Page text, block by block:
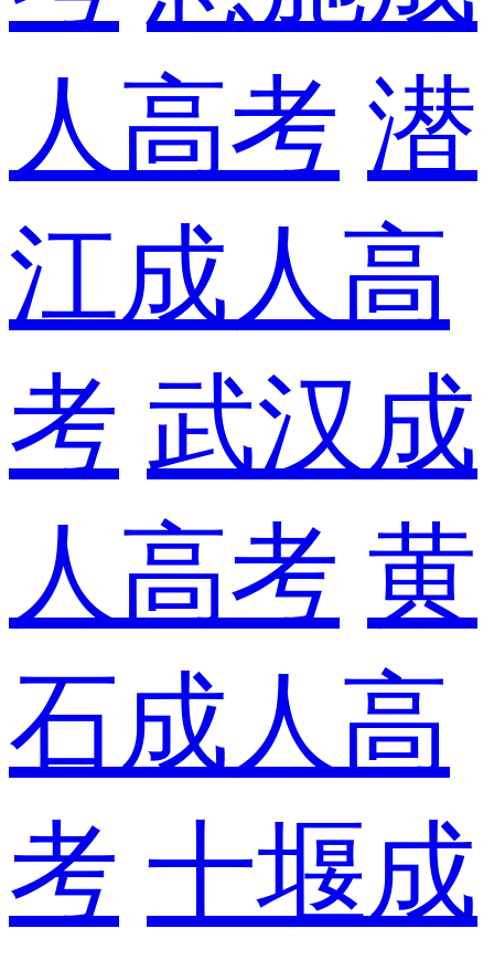
人高考 潜
江成人高
考 武汉成
人高考 黄
石成人高
考 十堰成